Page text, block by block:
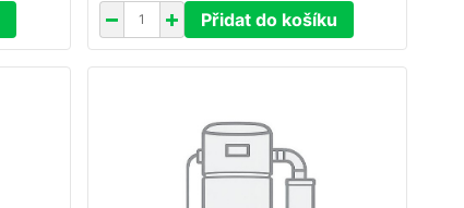
Přidat do košíku